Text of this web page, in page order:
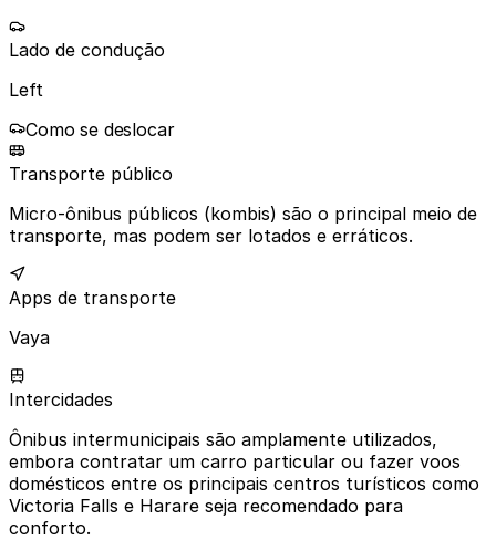
Lado de condução
Left
Como se deslocar
Transporte público
Micro-ônibus públicos (kombis) são o principal meio de
transporte, mas podem ser lotados e erráticos.
Apps de transporte
Vaya
Intercidades
Ônibus intermunicipais são amplamente utilizados,
embora contratar um carro particular ou fazer voos
domésticos entre os principais centros turísticos como
Victoria Falls e Harare seja recomendado para
conforto.